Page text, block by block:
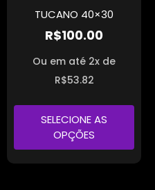
TUCANO 40×30
R$100.00
Ou em até 2x de
R$53.82
SELECIONE AS
OPÇÕES